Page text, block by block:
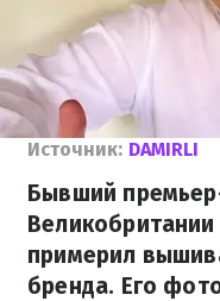
Источник: DAMIRLI
Бывший
примерил
бренда. Его